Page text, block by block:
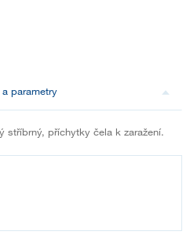
a parametry
stříbrný, příchytky čela k zaražení.